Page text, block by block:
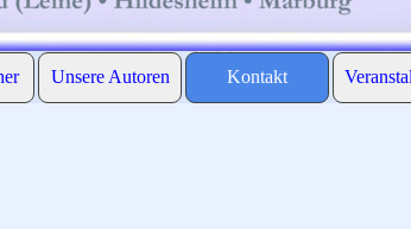
Menü überspringen
▼
Unsere Autoren ▼
Kontakt